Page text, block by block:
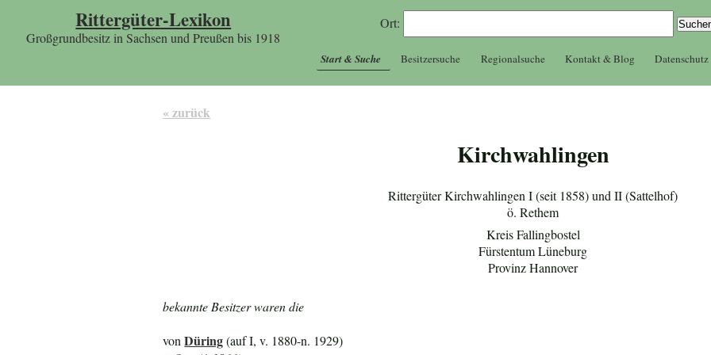
Rittergüter-Lexikon
Großgrundbesitz in Sachsen und Preußen bis 1918
Ort:
Start & Suche Besitzersuche Regionalsuche Kontakt & Blog Datenschutz
« zurück
Kirchwahlingen
Rittergüter Kirchwahlingen I (seit 1858) und II (Sattelhof)
ö. Rethem
Kreis Fallingbostel
Fürstentum Lüneburg
Provinz Hannover
bekannte Besitzer waren die
vonDüring(auf I, v. 1880-n. 1929)